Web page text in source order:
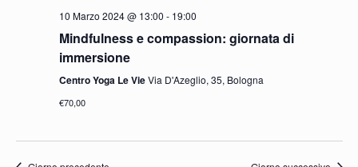
10 Marzo 2024 @ 13:00 - 19:00
Mindfulness e compassion: giornata di
immersione
Centro Yoga Le VieVia D'Azeglio, 35, Bologna
€70,00